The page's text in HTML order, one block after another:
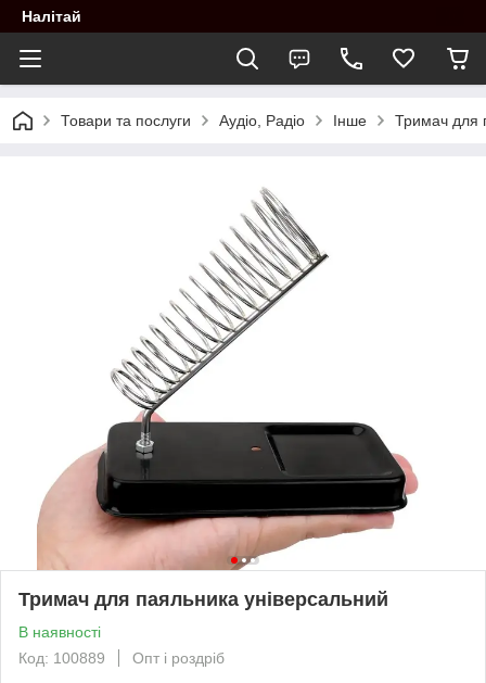
Налітай
Товари та послуги Аудіо, Радіо Інше Тримач для
Тримач для паяльника універсальний
В наявності
Код: 100889
Опт і роздріб